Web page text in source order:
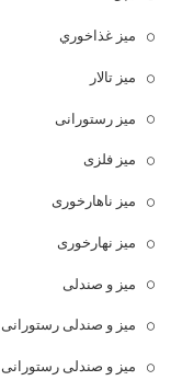
ميز غذاخوري
میز تالار
میز رستورانی
میز فلزی
میز ناهارخوری
میز نهارخوری
میز و صندلی
میز و صندلی رستورانی
میز و صندلی رستورانی